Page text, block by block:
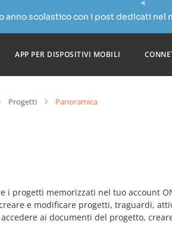
anno scolastico con i post dedicati nel
APP PER DISPOSITIVI MOBILI
Progetti Panoramica
i progetti memorizzati nel tuo account
e modificare progetti, traguardi,
ai documenti del progetto,